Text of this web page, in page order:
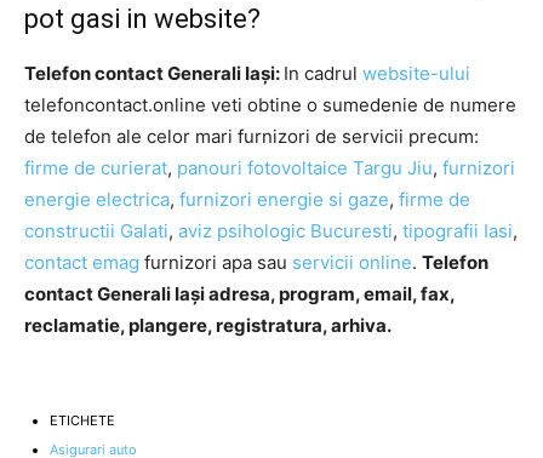
pot gasi in website?
Telefon contact Generali Iași: In cadrul website-ului
telefoncontact.online veti obtine o sumedenie de numere
de telefon ale celor mari furnizori de servicii precum:
firme de curierat, panouri fotovoltaice Targu Jiu, furnizori
energie electrica, furnizori energie si gaze, firme de
constructii Galati, aviz psihologic Bucuresti, tipografii Iasi,
contact emag furnizori apa sau servicii online. Telefon
contact Generali Iași adresa, program, email, fax,
reclamatie, plangere, registratura, arhiva.
ETICHETE
Asigurari auto